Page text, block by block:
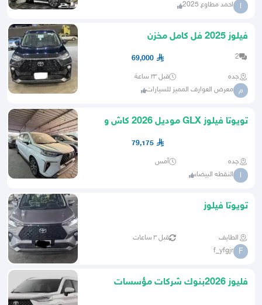
ا احمد مطاوع 2025
فيلوز 2025 فل كامل مخزن
2
69,000
جده قبل ٢٣ ساعة
م معرض العوارف المميز للسيارات
تويوتا فيلوز GLX موديل 2026 كاش و
79,175
جده أمس
ا النقطه البيضاء
تويوتا فيلوز
الطايف قبل ٣ ساعات
F
f_yfgjr
فليوز 2026بنوك شركات مؤسسات